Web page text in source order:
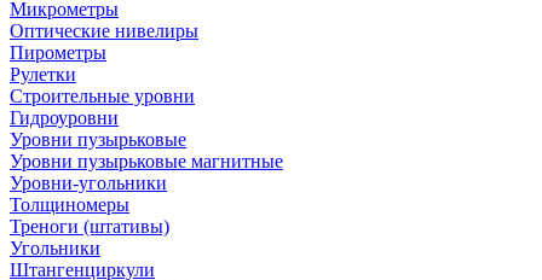
Микрометры
Оптические нивелиры
Пирометры
Рулетки
Строительные уровни
Гидроуровни
Уровни пузырьковые
Уровни пузырьковые магнитные
Уровни-угольники
Толщиномеры
Треноги (штативы)
Угольники
Штангенциркули